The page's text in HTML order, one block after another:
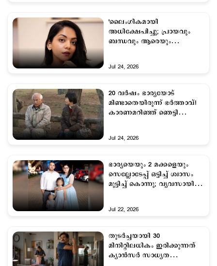
'ലൈംഗികമായി
അധിക്ഷേപിച്ചു; പ്രായവും
ബന്ധവും ആരെയും
പറഞ്ഞ് അഹാന
Jul 24, 2026
20 വര്‍ഷം ഭാര്യയോട്
മിണ്ടാതെയിരുന്ന് ഭര്‍ത്താവ്!
കാരണമറിഞ്ഞ് ഞെട്ടി
Jul 24, 2026
ഭാര്യയെയും 2 മക്കളെയും
സെല്ലോടേപ്പ് ഒട്ടിച്ച് ശ്വാസം
മുട്ടിച്ച് കൊന്നു; വ്യവസായി
Jul 22, 2026
തുടർച്ചയായി 30
മിനിറ്റിലധികം ഇരിക്കുന്നത്
ക്യാൻസർ സാധ്യത